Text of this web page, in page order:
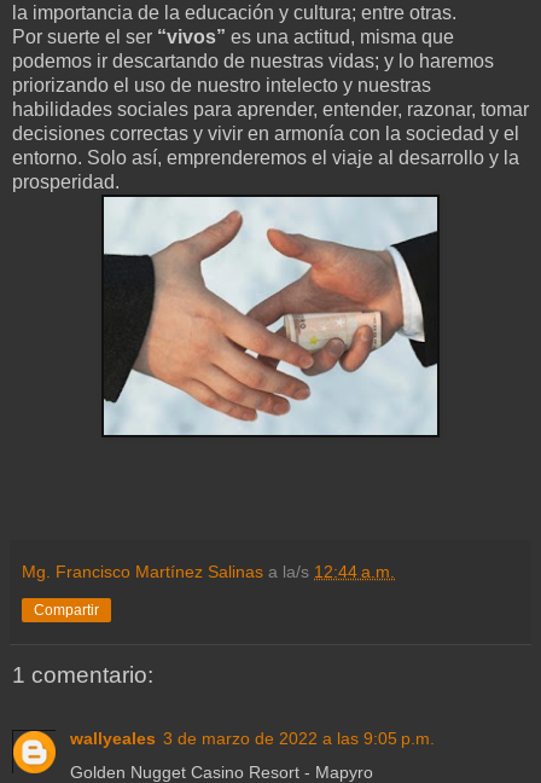
la importancia de la educación y cultura; entre otras.
Por suerte el ser “vivos” es una actitud, misma que
podemos ir descartando de nuestras vidas; y lo haremos
priorizando el uso de nuestro intelecto y nuestras
habilidades sociales para aprender, entender, razonar, tomar
decisiones correctas y vivir en armonía con la sociedad y el
entorno. Solo así, emprenderemos el viaje al desarrollo y la
prosperidad.
Mg. Francisco Martínez Salinas a la/s 12:44 a.m.
Compartir
1 comentario:
wallyeales 3 de marzo de 2022 a las 9:05 p.m.
Golden Nugget Casino Resort - Mapyro